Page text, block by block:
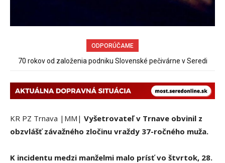
ODPORÚČAME
Sereď niekedy bola mestom s výborným napojením na
KR PZ Trnava |MM| Vyšetrovateľ v Trnave obvinil z
obzvlášť závažného zločinu vraždy 37-ročného muža.
K incidentu medzi manželmi malo prísť vo štvrtok, 28.